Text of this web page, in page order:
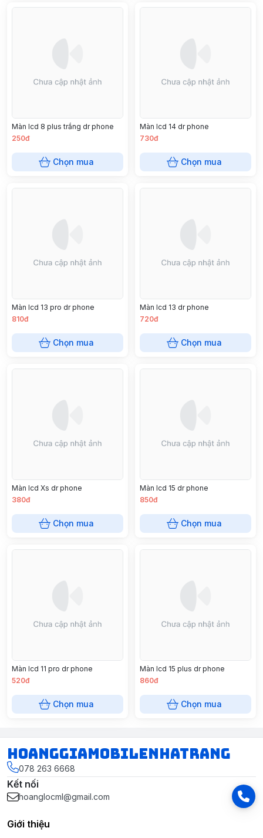
Màn lcd 8 plus trắng dr phone
250đ
Chọn mua
Màn lcd 14 dr phone
730đ
Chọn mua
Màn lcd 13 pro dr phone
810đ
Chọn mua
Màn lcd 13 dr phone
720đ
Chọn mua
Màn lcd Xs dr phone
380đ
Chọn mua
Màn lcd 15 dr phone
850đ
Chọn mua
Màn lcd 11 pro dr phone
520đ
Chọn mua
Màn lcd 15 plus dr phone
860đ
Chọn mua
hoanggiamobilenhatrang
078 263 6668
Kết nối
hoanglocml@gmail.com
Giới thiệu